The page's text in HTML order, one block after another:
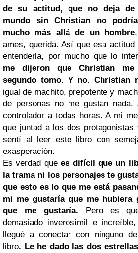
de su actitud, que no deja
mundo sin Christian no
mucho más allá de un hombre
ames, querida. Así que esa
entenderla, por mucho que lo
me dijeron que Christian
segundo tomo. Y no. Christian
igual de machito, prepotente y
de personas no me gustan nada.
controlador a todas horas. A mi
que juntad a los dos protagonistas
sentí al leer este libro con
exasperación.
Es verdad quees difícil que un
la trama ni los personajes te
que esto es lo que me está
mi me gustaría que me hubiera
que me gustaría. Pero es
demasiado inverosímil e
llegué a conectar con ninguno
libro. Le he dado las dos